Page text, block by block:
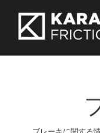
Skip